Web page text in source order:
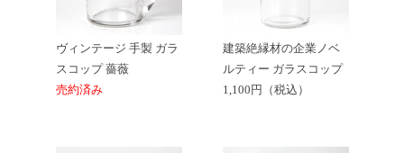
ヴィンテージ 手製 ガラ
スコップ 薔薇
売約済み
建築絶縁材の企業ノベ
ルティー ガラスコップ
1,100円（税込）